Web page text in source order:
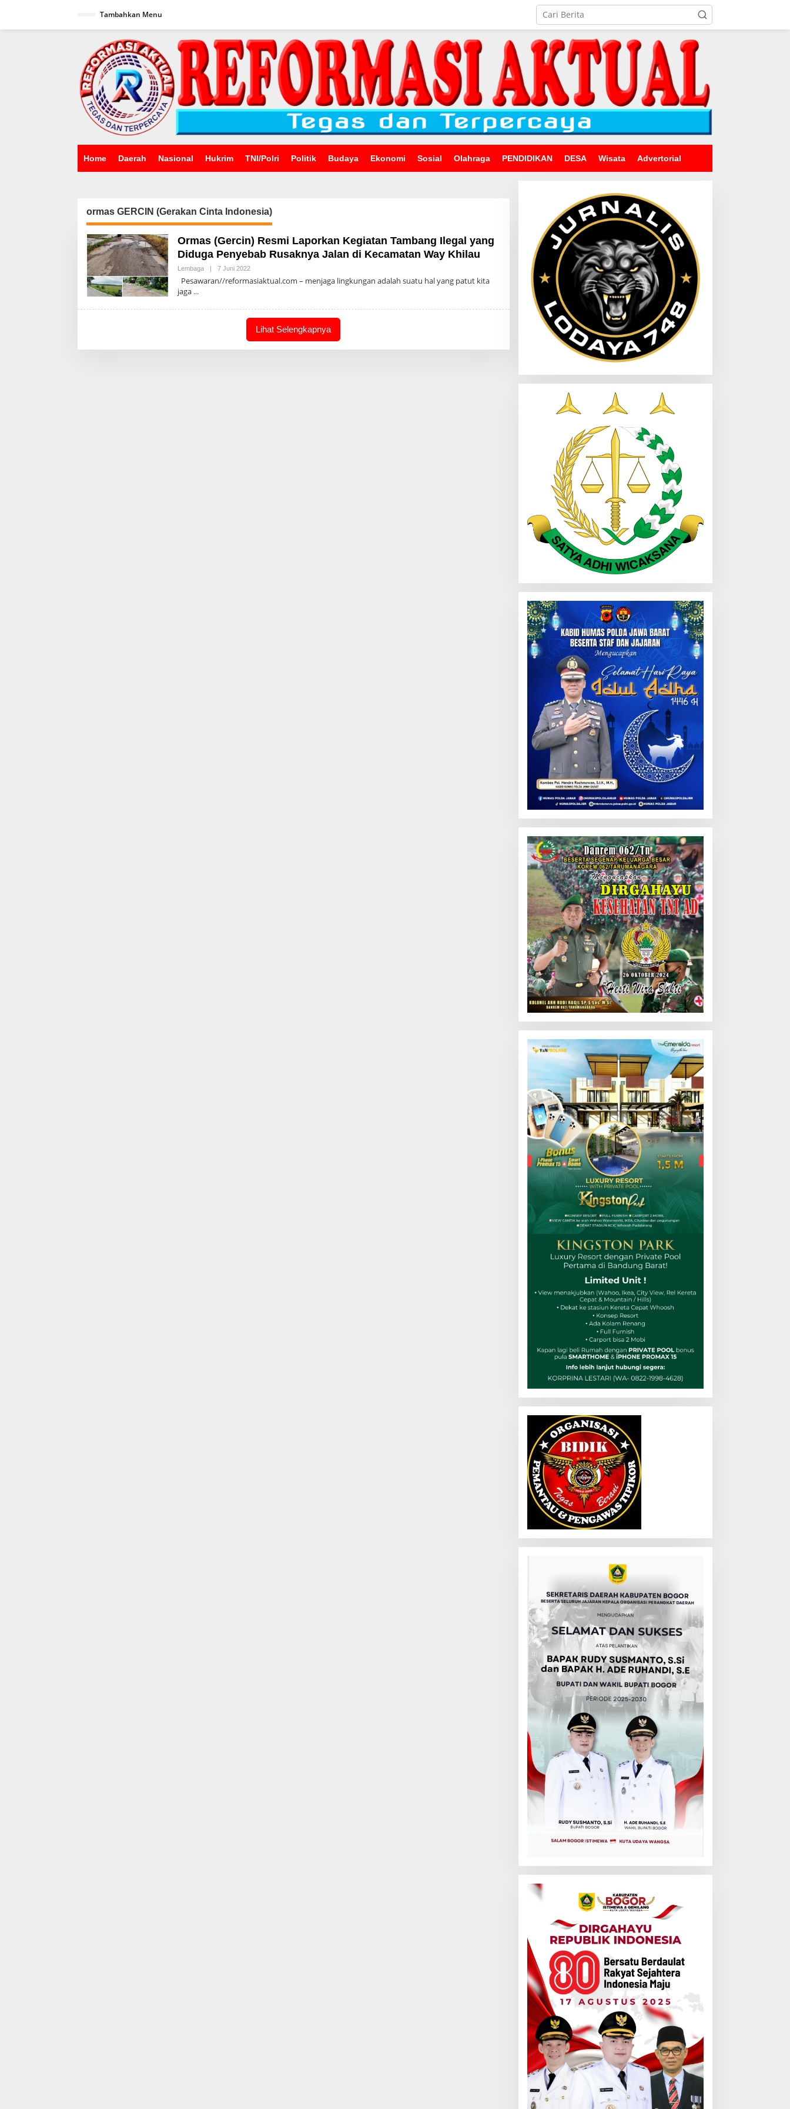
Tambahkan Menu
Home Daerah Nasional Hukrim TNI/Polri Politik Budaya Ekonomi Sosial Olahraga PENDIDIKAN DESA Wisata Advertorial
ormas GERCIN (Gerakan Cinta Indonesia)
Ormas (Gercin) Resmi Laporkan Kegiatan Tambang Ilegal yang
Diduga Penyebab Rusaknya Jalan di Kecamatan Way Khilau
Lembaga | 7 Juni 2022Oleh
Pesawaran//reformasiaktual.com – menjaga lingkungan adalah suatu hal yang patut kita
jaga
Lihat Selengkapnya